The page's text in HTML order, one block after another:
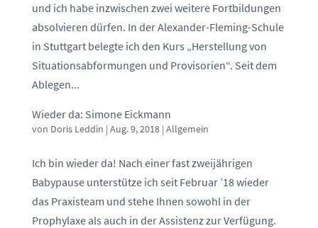
und ich habe inzwischen zwei weitere Fortbildungen
absolvieren dürfen. In der Alexander-Fleming-Schule
in Stuttgart belegte ich den Kurs „Herstellung von
Situationsabformungen und Provisorien“. Seit dem
Ablegen...
Wieder da: Simone Eickmann
von Doris Leddin | Aug. 9, 2018| Allgemein
Ich bin wieder da! Nach einer fast zweijährigen
Babypause unterstütze ich seit Februar ’18 wieder
das Praxisteam und stehe Ihnen sowohl in der
Prophylaxe als auch in der Assistenz zur Verfügung.